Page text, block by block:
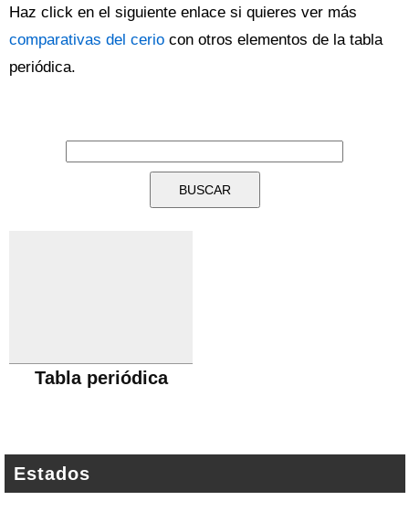
Haz click en el siguiente enlace si quieres ver más
comparativas del cerio con otros elementos de la tabla
periódica.
Tabla periódica
Estados